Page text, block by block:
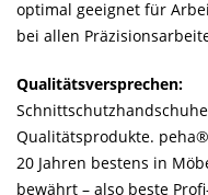
optimal geeignet für
bei allen
Qualitätsversprechen:
Qualitätsprodukte.
20 Jahren bestens in
bewährt – also beste